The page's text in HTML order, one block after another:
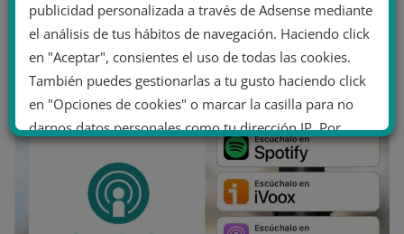
publicidad personalizada a través de Adsense mediante
el análisis de tus hábitos de navegación. Haciendo click
en "Aceptar", consientes el uso de todas las cookies.
También puedes gestionarlas a tu gusto haciendo click
en "Opciones de cookies" o marcar la casilla para no
darnos datos personales como tu dirección IP. Por
último, puedes leer nuestra Política de cookies.
No dar mi información personal